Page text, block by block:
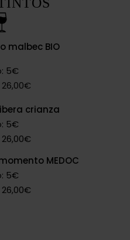
malbec BIO
5€
crianza
5€
MEDOC
5€